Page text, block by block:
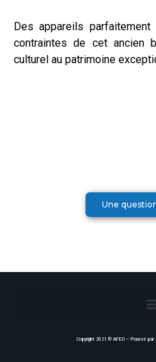
Des appareils
contraintes de cet ancien
culturel au patrimoine
Une
Copyright 2021 © AFEO – Poussé par